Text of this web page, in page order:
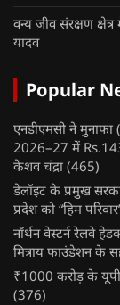
वन्य जीव संरक्षण
यादव
Popular
एनडीएमसी ने मुनाफा
2026–27 में
केशव चंद्रा (465)
डेलॉइट के प्रमुख
प्रदेश को “हिम
नॉर्थन वेस्टर्न रेलवे
मित्राय फाउंडेशन के
₹1000 करोड़ के यूपी
(376)